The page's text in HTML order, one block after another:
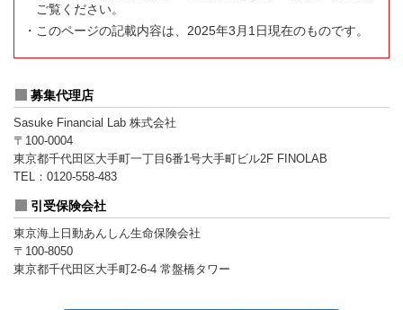
ご覧ください。
・このページの記載内容は、2025年3月1日現在のものです。
募集代理店
Sasuke Financial Lab 株式会社
〒100-0004
東京都千代田区大手町一丁目6番1号大手町ビル2F FINOLAB
TEL：0120-558-483
引受保険会社
東京海上日動あんしん生命保険会社
〒100-8050
東京都千代田区大手町2-6-4 常盤橋タワー